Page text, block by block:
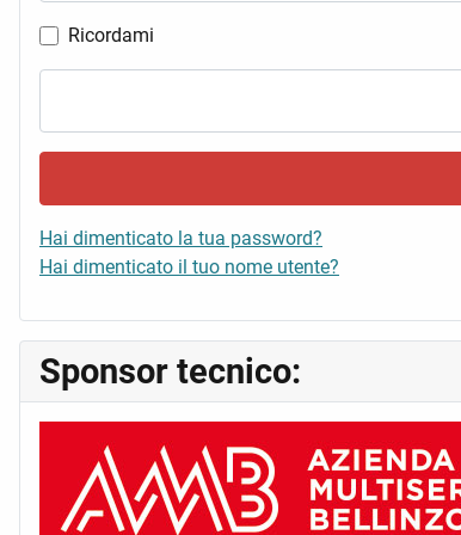
Ricordami
Hai dimenticato la tua password?
Hai dimenticato il tuo nome utente?
Sponsor tecnico: